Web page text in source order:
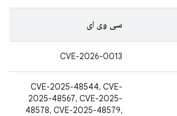
سی وی ای
CVE-2026-0013
CVE-2025-48544، CVE-
2025-48567، CVE-2025-
48578، CVE-2025-48579،